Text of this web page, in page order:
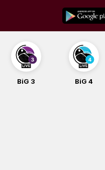
content
BiG 3 BiG 4